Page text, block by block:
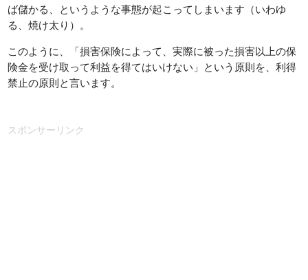
ば儲かる、というような事態が起こってしまいます（いわゆ
る、焼け太り）。
このように、「損害保険によって、実際に被った損害以上の保
険金を受け取って利益を得てはいけない」という原則を、利得
禁止の原則と言います。
スポンサーリンク